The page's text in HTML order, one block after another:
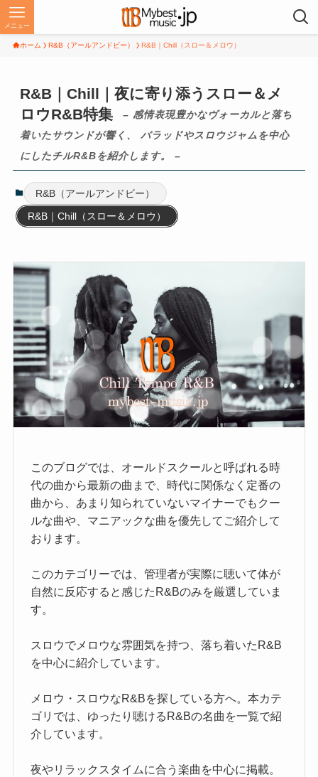
メニュー
ホーム R&B（アールアンドビー） R&B｜Chill（スロー＆メロウ）
R&B｜Chill｜夜に寄り添うスロー＆メ
ロウR&B特集
– 感情表現豊かなヴォーカルと落ち
着いたサウンドが響く、 バラッドやスロウジャムを中心
にしたチルR&Bを紹介します。 –
R&B（アールアンドビー）
R&B｜Chill（スロー＆メロウ）
このブログでは、オールドスクールと呼ばれる時
代の曲から最新の曲まで、時代に関係なく定番の
曲から、あまり知られていないマイナーでもクー
ルな曲や、マニアックな曲を優先してご紹介して
おります。
このカテゴリーでは、管理者が実際に聴いて体が
自然に反応すると感じたR&Bのみを厳選していま
す。
スロウでメロウな雰囲気を持つ、落ち着いたR&B
を中心に紹介しています。
メロウ・スロウなR&Bを探している方へ。本カテ
ゴリでは、ゆったり聴けるR&Bの名曲を一覧で紹
介しています。
夜やリラックスタイムに合う楽曲を中心に掲載。